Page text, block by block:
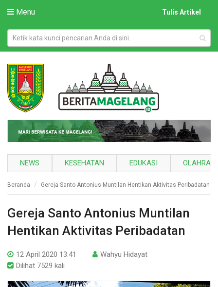
Menu Tulis Artikel
NEWS KESEHATAN EDUKASI
Beranda Gereja Santo Antonius Muntilan Hentikan Aktivitas Peribadatan
Gereja Santo Antonius Muntilan
Hentikan Aktivitas Peribadatan
12 April 2020 13:41
Wahyu Hidayat
Dilihat 7529 kali